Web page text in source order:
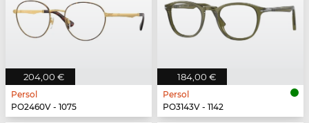
204,00 €
Persol
PO2460V - 1075
184,00 €
Persol
PO3143V - 1142